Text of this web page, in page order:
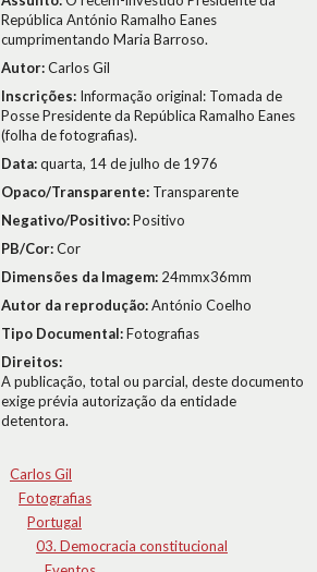
República António Ramalho Eanes
cumprimentando Maria Barroso.
Autor:Carlos Gil
Inscrições: Informação original: Tomada de
Posse Presidente da República Ramalho Eanes
(folha de fotografias).
Data:quarta, 14 de julho de 1976
Opaco/Transparente: Transparente
Negativo/Positivo:Positivo
PB/Cor:Cor
Dimensões da Imagem: 24mmx36mm
Autor da reprodução:António Coelho
Tipo Documental:Fotografias
Direitos:
A publicação, total ou parcial, deste documento
exige prévia autorização da entidade
detentora.
Carlos Gil
Fotografias
Portugal
03. Democracia constitucional